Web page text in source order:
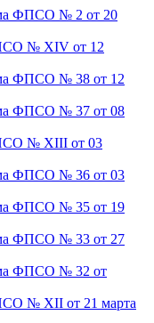
ФПСО № 2 от 20
№ XIV от 12
ФПСО № 38 от 12
ФПСО № 37 от 08
№ XIII от 03
ФПСО № 36 от 03
ФПСО № 35 от 19
ФПСО № 33 от 27
ФПСО № 32 от
№ XII от 21 марта